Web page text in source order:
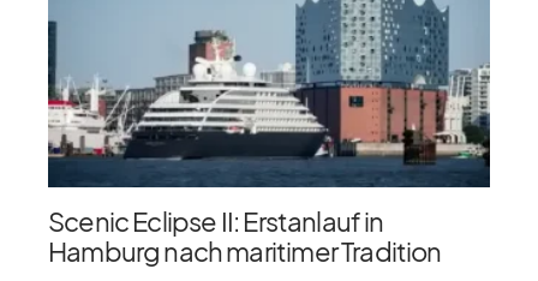
Scenic Eclipse II: Erstanlauf in
Hamburg nach maritimer Tradition